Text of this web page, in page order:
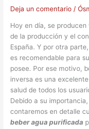
Deja un comentario /
Hoy en día, se
de la producción y el
España. Y por otra
es recomendable para
posee. Por ese motivo,
inversa es una
salud de todos los
Debido a su
contaremos en detalle
beber agua purificada